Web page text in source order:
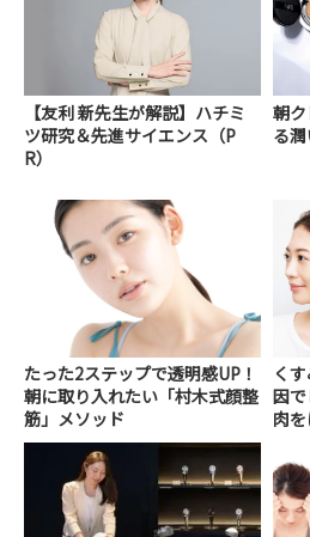
【友利 新先生が解説】ハチミ
ツ研究＆先進サイエンス（P
R）
朝
る潤
たった2ステップで透明感UP！
朝に取り入れたい「村木式顔整
筋」メソッド
く
因
肉